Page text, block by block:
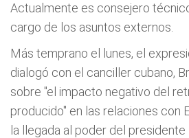
Actualmente es consejero
cargo de los asuntos externos.
Más temprano el lunes, el
dialogó con el canciller cubano,
sobre "el impacto negativo del
producido" en las relaciones con
la llegada al poder del presidente